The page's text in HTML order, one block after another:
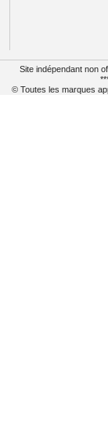
Site indépendant non
© Toutes les marques